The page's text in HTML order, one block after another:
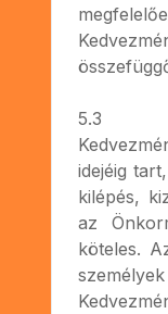
5.3
idejéig
kilépés,
az
köteles.